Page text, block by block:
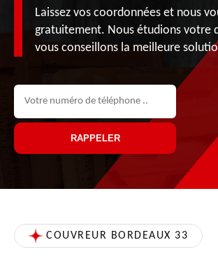
Laissez vos coordonnées et nous
gratuitement. Nous étudions votre
vous conseillons la meilleure
COUVREUR BORDEAUX 33